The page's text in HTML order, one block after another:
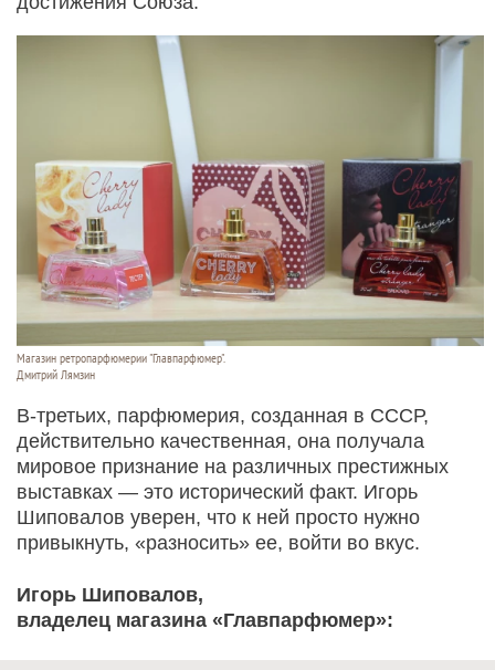
Магазин ретропарфюмерии "Главпарфюмер".
Дмитрий Лямзин
В-третьих, парфюмерия, созданная в СССР,
действительно качественная, она получала
мировое признание на различных престижных
выставках — это исторический факт. Игорь
Шиповалов уверен, что к ней просто нужно
привыкнуть, «разносить» ее, войти во вкус.
Игорь Шиповалов,
владелец магазина «Главпарфюмер»: